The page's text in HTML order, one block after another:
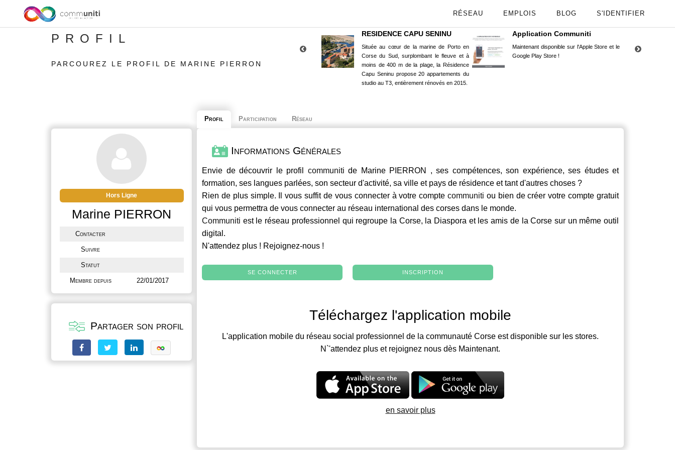
RÉSEAU EMPLOIS BLOG S'IDENTIFIER
PROFIL
PARCOUREZ LE PROFIL DE MARINE PIERRON
RESIDENCE CAPU SENINU
Située au cœur de la marine de Porto en
Corse du Sud, surplombant le fleuve et à
moins de 400 m de la plage, la Résidence
Capu Seninu propose 20 appartements du
studio au T3, entièrement rénovés en 2015.
Application Communiti
Maintenant disponible sur l'Apple Store et le
Google Play Store !
Hors Ligne
Marine PIERRON
Contacter
Suivre
Statut
Membre depuis 22/01/2017
Partager son profil
Profil Participation Réseau
Informations Générales
Envie de découvrir le profil communiti de Marine PIERRON , ses compétences, son expérience, ses études et
formation, ses langues parlées, son secteur d'activité, sa ville et pays de résidence et tant d'autres choses ?
Rien de plus simple. Il vous suffit de vous connecter à votre comptecommuniti ou bien de créer votre compte gratuit
qui vous permettra de vous connecter au réseau international des corses dans le monde.
Communiti est le réseau professionnel qui regroupe la Corse, la Diaspora et les amis de la Corse sur un même outil
digital.
N'attendez plus ! Rejoignez-nous !
SE CONNECTER INSCRIPTION
Téléchargez l'application mobile
L'application mobile du réseau social professionnel de la communauté Corse est disponible sur les stores.
N`'attendez plus et rejoignez nous dès Maintenant.
en savoir plus